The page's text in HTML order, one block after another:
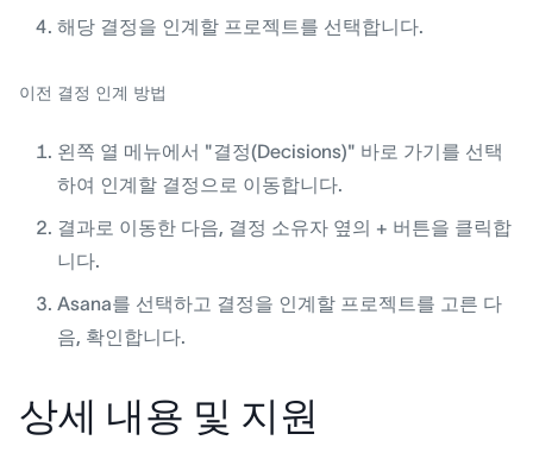
해당 결정을 인계할 프로젝트를 선택합니다.
이전 결정 인계 방법
왼쪽 열 메뉴에서 "결정(Decisions)" 바로 가기를 선택
하여 인계할 결정으로 이동합니다.
결과로 이동한 다음, 결정 소유자 옆의 + 버튼을 클릭합
니다.
Asana를 선택하고 결정을 인계할 프로젝트를 고른 다
음, 확인합니다.
상세 내용 및 지원